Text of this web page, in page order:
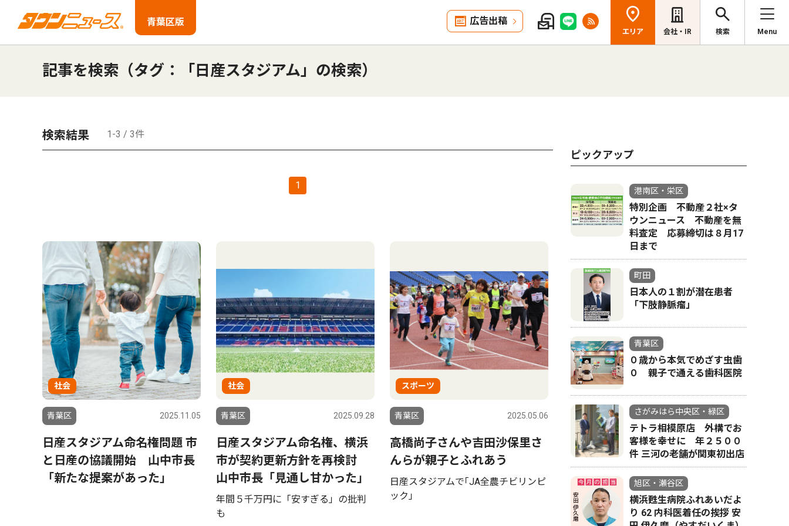
青葉区版 広告出稿
エリア 会社・IR 検索 Menu
記事を検索（タグ：「日産スタジアム」の検索）
検索結果 1-3 / 3件
1
社会
青葉区 2025.11.05
日産スタジアム命名権問題 市
と日産の協議開始 山中市長
「新たな提案があった」
社会
青葉区 2025.09.28
日産スタジアム命名権、横浜
市が契約更新方針を再検討
山中市長「見通し甘かった」
年間５千万円に「安すぎる」の批判
も
スポーツ
青葉区 2025.05.06
高橋尚子さんや吉田沙保里さ
んらが親子とふれあう
日産スタジアムで｢JA全農チビリンピ
ック｣
ピックアップ
港南区・栄区
特別企画 不動産２社×タ
ウンニュース 不動産を無
料査定 応募締切は８月17
日まで
町田
日本人の１割が潜在患者
「下肢静脈瘤」
青葉区
０歳から本気でめざす虫歯
０ 親子で通える歯科医院
さがみはら中央区・緑区
テトラ相模原店 外構でお
客様を幸せに 年２５００
件 三河の老舗が関東初出店
旭区・瀬谷区
横浜甦生病院ふれあいだよ
り 62 内科医着任の挨拶 安